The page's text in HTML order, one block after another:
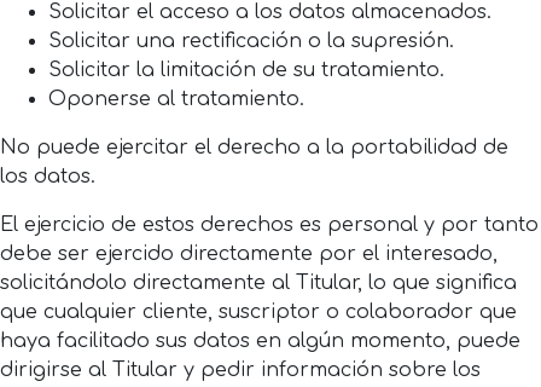
Solicitar el acceso a los datos almacenados.
Solicitar una rectificación o la supresión.
Solicitar la limitación de su tratamiento.
Oponerse al tratamiento.
No puede ejercitar el derecho a la portabilidad de
los datos.
El ejercicio de estos derechos es personal y por tanto
debe ser ejercido directamente por el interesado,
solicitándolo directamente al Titular, lo que significa
que cualquier cliente, suscriptor o colaborador que
haya facilitado sus datos en algún momento, puede
dirigirse al Titular y pedir información sobre los